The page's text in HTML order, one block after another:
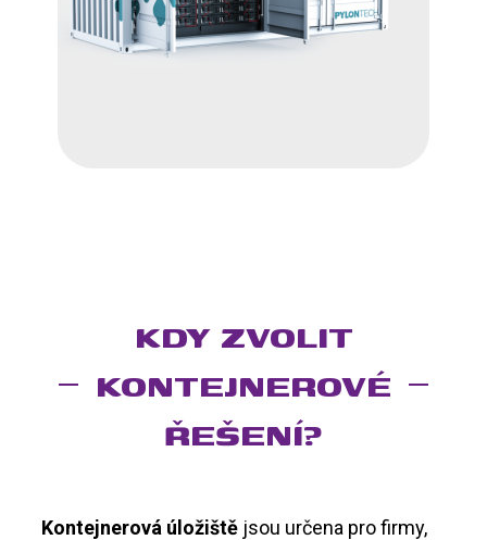
KDY ZVOLIT
KONTEJNEROVÉ
ŘEŠENÍ?
Kontejnerová úložiště jsou určena pro firmy,